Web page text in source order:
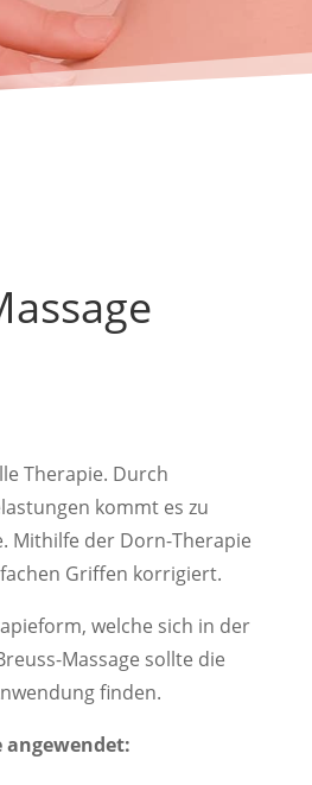
Therapie. Durch
kommt es zu
Mithilfe der Dorn-Therapie
Griffen korrigiert.
welche sich in der
Massage sollte die
finden.
angewendet: